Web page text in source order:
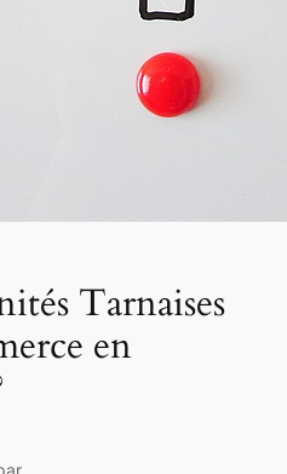
Tarnaises
en